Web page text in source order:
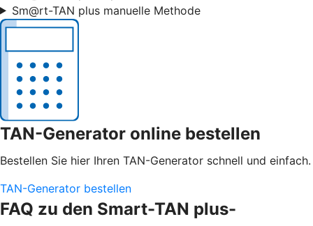
Sm@rt-TAN plus manuelle Methode
TAN-Generator online bestellen
Bestellen Sie hier Ihren TAN-Generator schnell und einfach.
TAN-Generator bestellen
FAQ zu den Smart-TAN plus-